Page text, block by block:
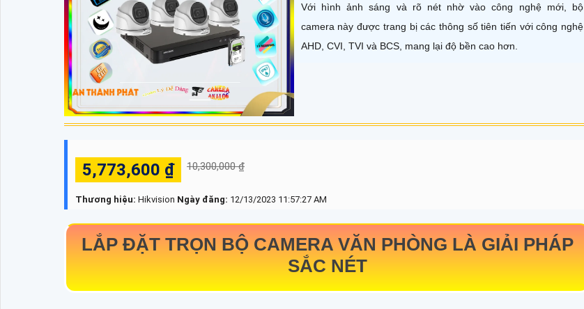
Với hình ảnh sáng và rõ nét nhờ vào công nghệ mới, bộ
camera này được trang bị các thông số tiên tiến với công nghệ
AHD, CVI, TVI và BCS, mang lại độ bền cao hơn.
5,773,600 ₫ 10,300,000 ₫
Thương hiệu: Hikvision Ngày đăng: 12/13/2023 11:57:27 AM
LẮP ĐẶT TRỌN BỘ CAMERA VĂN PHÒNG LÀ GIẢI PHÁP
SẮC NÉT